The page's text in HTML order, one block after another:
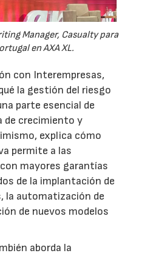
Manager, Casualty para
en AXA XL.
con Interempresas,
la gestión del riesgo
parte esencial de
de crecimiento y
explica cómo
permite a las
mayores garantías
de la implantación de
la automatización de
de nuevos modelos
aborda la